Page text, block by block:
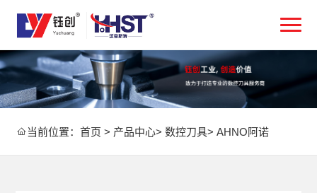
当前位置：首页 > 产品中心>数控刀具>AHNO阿诺